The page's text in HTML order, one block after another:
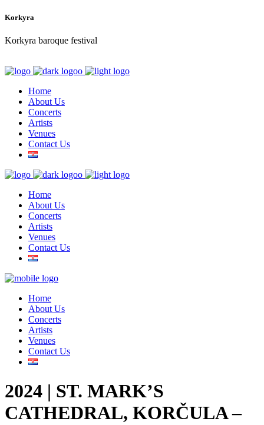
Korkyra
Korkyra baroque festival
Home
About Us
Concerts
Artists
Venues
Contact Us
Home
About Us
Concerts
Artists
Venues
Contact Us
Home
About Us
Concerts
Artists
Venues
Contact Us
2024 | ST. MARK’S
CATHEDRAL, KORČULA –